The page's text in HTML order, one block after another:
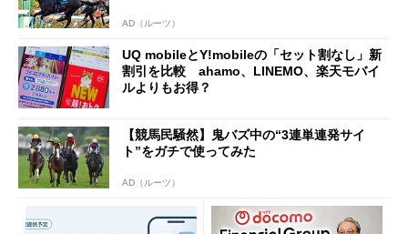
AD（ルーツ）
UQ mobileとY!mobileの「セット割なし」新
割引を比較 ahamo、LINEMO、楽天モバイ
ルよりもお得？
【競馬民騒然】鬼バズ中の“3連単連発サイ
ト”をガチで使ってみた
AD（ルーツ）